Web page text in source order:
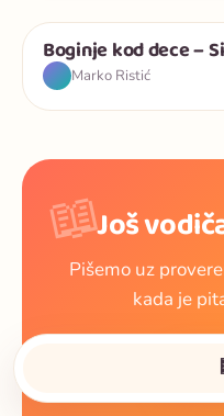
Deca
Boginje kod dece –
Marko Ristić
📖Još
Pišemo uz
kada je